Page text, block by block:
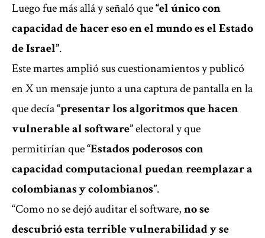
Luego fue más allá y señaló que“el único con
capacidad de hacer eso en el mundo es el Estado
de Israel”.
Este martes amplió sus cuestionamientos y publicó
en X un mensaje junto a una captura de pantalla en la
que decía“presentar los algoritmos que hacen
vulnerable al software”electoral y que
permitirían que“Estados poderosos con
capacidad computacional puedan reemplazar a
colombianas y colombianos”.
“Como no se dejó auditar el software,no se
descubrió esta terrible vulnerabilidad y se